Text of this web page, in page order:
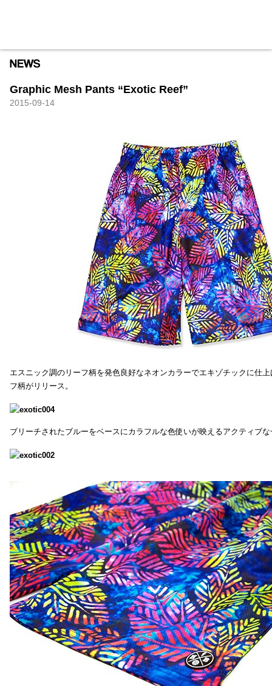
Graphic Mesh Pants “Exotic Reef”
2015-09-14
エスニック調のリーフ柄を発色良好なネオンカラーでエキゾチックに仕
フ柄がリリース。
ブリーチされたブルーをベースにカラフルな色使いが映えるアクティブ